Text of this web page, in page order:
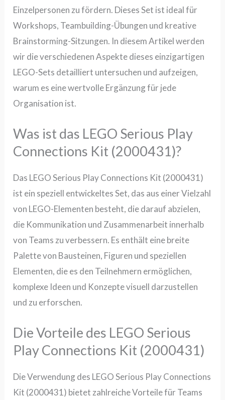
Einzelpersonen zu fördern. Dieses Set ist ideal für
Workshops, Teambuilding-Übungen und kreative
Brainstorming-Sitzungen. In diesem Artikel werden
wir die verschiedenen Aspekte dieses einzigartigen
LEGO-Sets detailliert untersuchen und aufzeigen,
warum es eine wertvolle Ergänzung für jede
Organisation ist.
Was ist das LEGO Serious Play
Connections Kit (2000431)?
Das LEGO Serious Play Connections Kit (2000431)
ist ein speziell entwickeltes Set, das aus einer Vielzahl
von LEGO-Elementen besteht, die darauf abzielen,
die Kommunikation und Zusammenarbeit innerhalb
von Teams zu verbessern. Es enthält eine breite
Palette von Bausteinen, Figuren und speziellen
Elementen, die es den Teilnehmern ermöglichen,
komplexe Ideen und Konzepte visuell darzustellen
und zu erforschen.
Die Vorteile des LEGO Serious
Play Connections Kit (2000431)
Die Verwendung des LEGO Serious Play Connections
Kit (2000431) bietet zahlreiche Vorteile für Teams